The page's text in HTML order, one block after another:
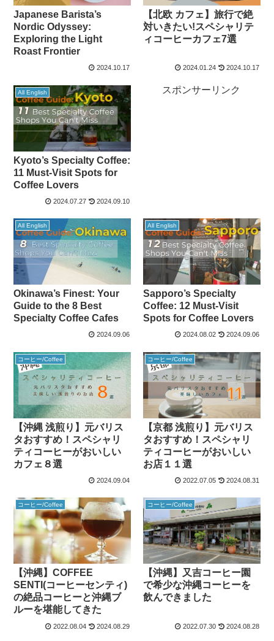
Japanese Barista’s
Nordic Odyssey:
Exploring the Light
Roast Frontier
2024.10.17
【北欧 カフェ】旅行で絶
対いきたい!スペシャリテ
ィコーヒーカフェ7選
2024.01.24 2024.10.17
All English
Kyoto’s Specialty Coffee:
11 Must-Visit Spots for
Coffee Lovers
2024.07.27 2024.09.10
スポンサーリンク
All English
Okinawa’s Finest: Your
Guide to the 8 Best
Specialty Coffee Cafes
2024.09.06
All English
Sapporo’s Specialty
Coffee: 12 Must-Visit
Spots for Coffee Lovers
2024.08.02 2024.09.06
コーヒー/Coffee
【沖縄 浅煎り】元バリス
タおすすめ！スペシャリ
ティコーヒーがおいしい
カフェ８選
2024.09.04
コーヒー/Coffee
【京都 浅煎り】元バリス
タおすすめ！スペシャリ
ティコーヒーがおいしい
お店１１選
2022.07.05 2024.08.31
コーヒー/Coffee
【沖縄】COFFEE
SENTI(コーヒーセンティ)
の絶品コーヒーと沖縄ブ
ルーを堪能してきた
2022.08.04 2024.08.29
コーヒー/Coffee
【沖縄】又吉コーヒー園
で希少な沖縄コーヒーを
飲んできました
2022.07.30 2024.08.28